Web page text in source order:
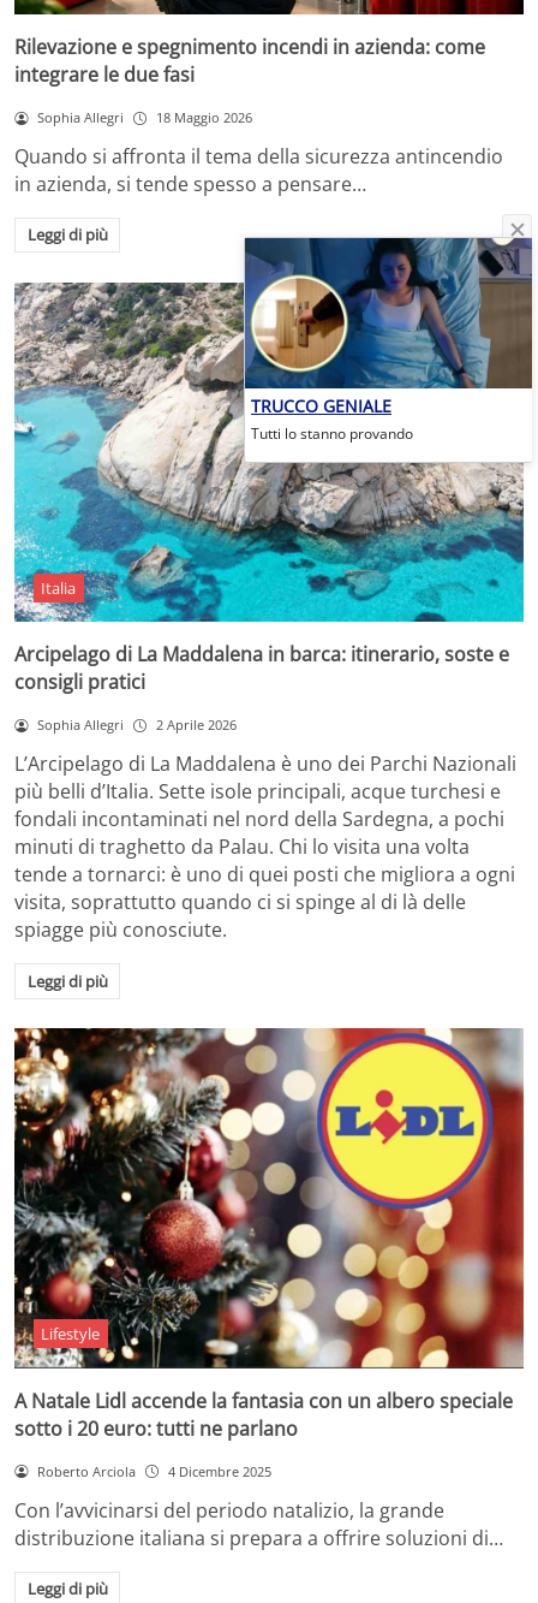
Rilevazione e spegnimento incendi in azienda: come
integrare le due fasi
Sophia Allegri 18 Maggio 2026
Quando si affronta il tema della sicurezza antincendio
in azienda, si tende spesso a pensare…
Leggi di più
Italia
Arcipelago di La Maddalena in barca: itinerario, soste e
consigli pratici
Sophia Allegri 2 Aprile 2026
L’Arcipelago di La Maddalena è uno dei Parchi Nazionali
più belli d’Italia. Sette isole principali, acque turchesi e
fondali incontaminati nel nord della Sardegna, a pochi
minuti di traghetto da Palau. Chi lo visita una volta
tende a tornarci: è uno di quei posti che migliora a ogni
visita, soprattutto quando ci si spinge al di là delle
spiagge più conosciute.
Leggi di più
Lifestyle
A Natale Lidl accende la fantasia con un albero speciale
sotto i 20 euro: tutti ne parlano
Roberto Arciola 4 Dicembre 2025
Con l’avvicinarsi del periodo natalizio, la grande
distribuzione italiana si prepara a offrire soluzioni di…
Leggi di più
TRUCCO GENIALE
Tutti lo stanno provando